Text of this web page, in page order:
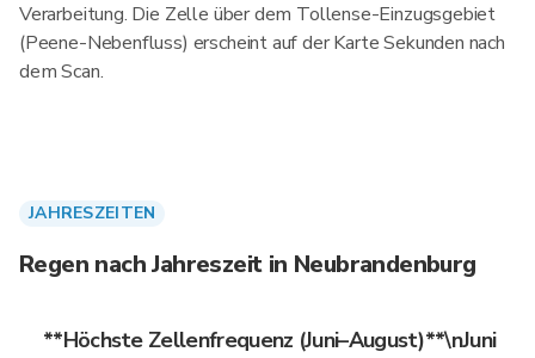
Verarbeitung. Die Zelle über dem Tollense-Einzugsgebiet
(Peene-Nebenfluss) erscheint auf der Karte Sekunden nach
dem Scan.
JAHRESZEITEN
Regen nach Jahreszeit in Neubrandenburg
**Höchste Zellenfrequenz (Juni–August)**\nJuni